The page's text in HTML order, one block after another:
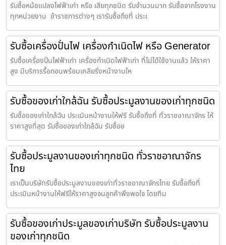
รับซื้อหม้อแปลงไฟฟ้าเก่า หรือ เสียทุกชนิด รับจำนวนมาก รับซื้อจากโรงงาน
ทุกหน่วยงาน ข้าราชการต่างๆ เรารับซื้อถึงที่ ประเ
รับซื้อเครื่องปั่นไฟ เครื่องกำเนิดไฟ หรือ Generator
รับซื้อเครื่องปั่นไฟฟ้าเก่า เครื่องกำเนิดไฟฟ้าเก่า ที่ไม่ได้ใช้งานแล้ว ให้ราคา
สูง มีบริการรื้อถอนพร้อมเคลียริ่งหน้างานให
รับซื้อของเก่าใกล้ฉัน รับซื้อประมูลงานของเก่าทุกชนิด
รับซื้อของเก่าใกล้ฉัน ประเมินหน้างานให้ฟรี รับซื้อถึงที่ ทั่วราชอาณาจักร ให้
ราคาสูงที่สุด รับซื้อของเก่าใกล้ฉัน รับซื้อข
รับซื้อประมูลงานของเก่าทุกชนิด ทั่วราชอาณาจักร
ไทย
เราเป็นบริษัทรับซื้อประมูลงานของเก่าทั่วราชอาณาจักรไทย รับซื้อถึงที่
ประเมินหน้างานให้ฟรีให้ราคาสูงจนลูกค้าพึงพอใจ โดยทีม
รับซื้อของเก่าประมูลของเก่าบริษัท รับซื้อประมูลงาน
ของเก่าทุกชนิด